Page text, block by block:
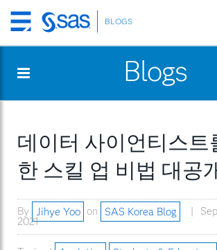
Skip
to
content
BLOGS
Blogs
데이터 사이언티스트
한 스킬 업 비법 대공
By Jihye Yoo on SAS Korea Blog
2021